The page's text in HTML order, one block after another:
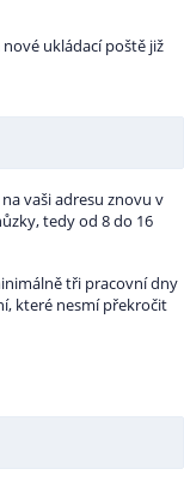
ukládací poště již
vaši adresu znovu v
tedy od 8 do 16
tři pracovní dny
které nesmí překročit